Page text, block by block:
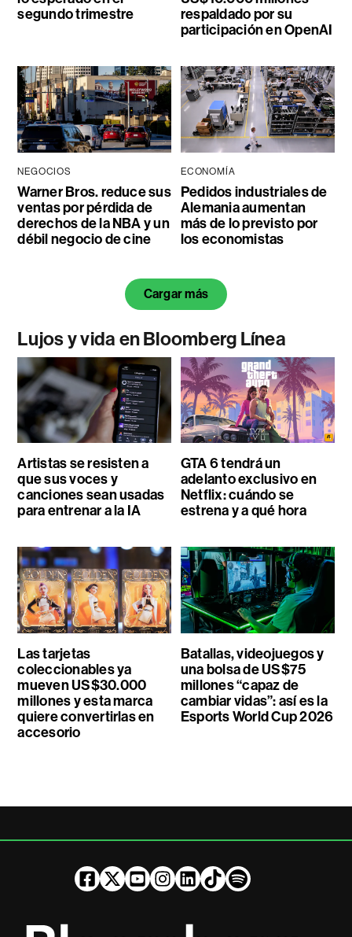
segundo trimestre
respaldado por su
participación en OpenAI
NEGOCIOS
Warner Bros. reduce sus
ventas por pérdida de
derechos de la NBA y un
débil negocio de cine
ECONOMÍA
Pedidos industriales de
Alemania aumentan
más de lo previsto por
los economistas
Cargar más
Lujos y vida en Bloomberg Línea
Artistas se resisten a
que sus voces y
canciones sean usadas
para entrenar a la IA
GTA 6 tendrá un
adelanto exclusivo en
Netflix: cuándo se
estrena y a qué hora
Las tarjetas
coleccionables ya
mueven US$30.000
millones y esta marca
quiere convertirlas en
accesorio
Batallas, videojuegos y
una bolsa de US$75
millones “capaz de
cambiar vidas”: así es la
Esports World Cup 2026